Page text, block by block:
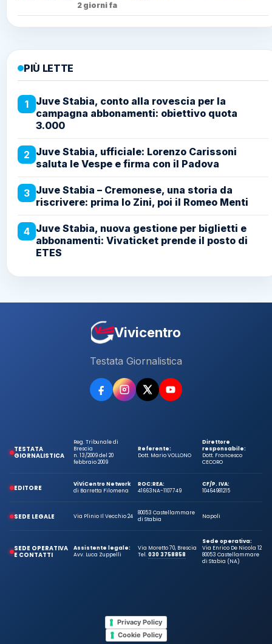
2 giorni fa
PIÙ LETTE
1
Juve Stabia, conto alla rovescia per la
campagna abbonamenti: obiettivo quota
3.000
2 Juve Stabia, ufficiale: Lorenzo Carissoni
saluta le Vespe e firma con il Padova
3 Juve Stabia – Cremonese, una storia da
riscrivere: prima lo Zini, poi il Romeo Menti
4 Juve Stabia, nuova gestione per biglietti e
abbonamenti: Vivaticket prende il posto di
ETES
Vivicentro
Testata Giornalistica
TESTATA
GIORNALISTICA
Reg. Tribunale di
Brescia
n. 13/2009 del 20
febbraio 2009
Referente:
Dott. Mario VOLLONO
Direttore
responsabile:
Dott. Francesco
CECORO
EDITORE
ViViCentro Network
di Barretta Filomena
ROC:
41663
REA:
NA-1107749
CF/P. IVA:
10464981215
SEDE LEGALE Via Plinio Il Vecchio 24
80053 Castellammare
di Stabia
Napoli
SEDE OPERATIVA
E CONTATTI
Assistente legale:
Avv. Luca Zuppelli
Via Moretto 70, Brescia
Tel.030 3758858
Sede operativa:
Via Enrico De Nicola 12
80053 Castellammare
di Stabia (NA)
Privacy Policy
Cookie Policy